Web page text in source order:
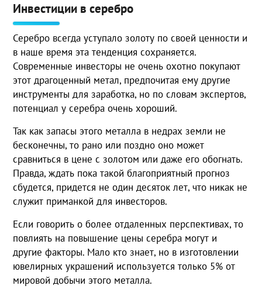
Инвестиции в серебро
Серебро всегда уступало золоту по своей ценности и
в наше время эта тенденция сохраняется.
Современные инвесторы не очень охотно покупают
этот драгоценный метал, предпочитая ему другие
инструменты для заработка, но по словам экспертов,
потенциал у серебра очень хороший.
Так как запасы этого металла в недрах земли не
бесконечны, то рано или поздно оно может
сравниться в цене с золотом или даже его обогнать.
Правда, ждать пока такой благоприятный прогноз
сбудется, придется не один десяток лет, что никак не
служит приманкой для инвесторов.
Если говорить о более отдаленных перспективах, то
повлиять на повышение цены серебра могут и
другие факторы. Мало кто знает, но в изготовлении
ювелирных украшений используется только 5% от
мировой добычи этого металла.